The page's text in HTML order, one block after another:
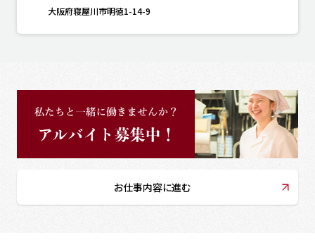
大阪府寝屋川市明徳1-14-9
お仕事内容に進む